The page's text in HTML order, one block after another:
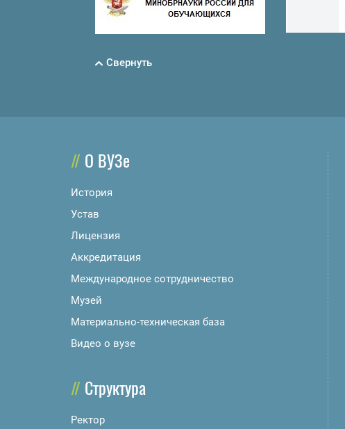
Свернуть
О ВУЗе
История
Устав
Лицензия
Аккредитация
Международное сотрудничество
Музей
Материально-техническая база
Видео о вузе
Структура
Ректор